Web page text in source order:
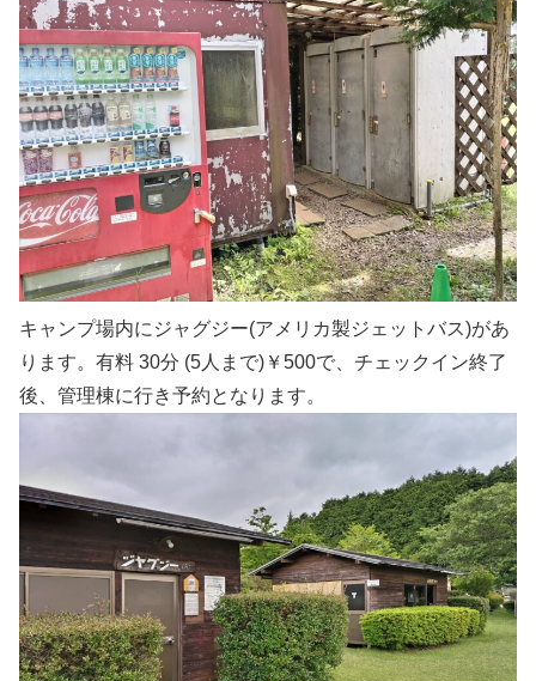
キャンプ場内にジャグジー(アメリカ製ジェットバス)があ
ります。有料 30分 (5人まで)￥500で、チェックイン終了
後、管理棟に行き予約となります。